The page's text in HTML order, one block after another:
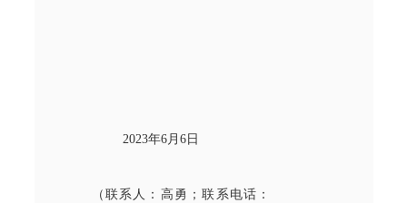
2023年6月6日
（联系人：高勇；联系电话：